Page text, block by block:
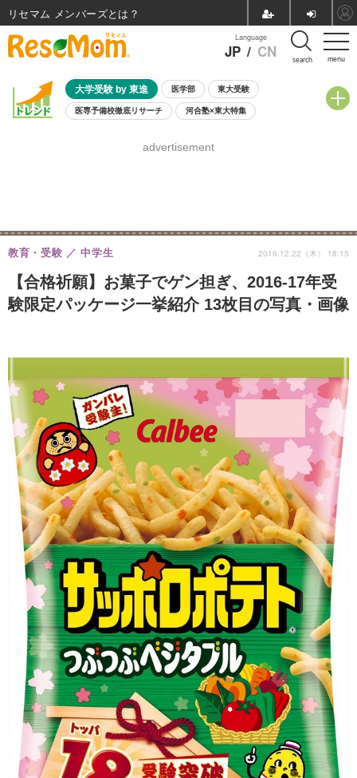
menu
Language
JP / CN search
大学受験 by 東進 医学部 東大受験
医専予備校徹底リサーチ 河合塾×東大特集
8月開催学校説明会・相談会
advertisement
【合格祈願】お菓子でゲン担ぎ、2016-17年受
験限定パッケージ一挙紹介 13枚目の写真・画像
教育・受験 中学生 2016.12.22（木） 18:15
リセマム メンバーズ